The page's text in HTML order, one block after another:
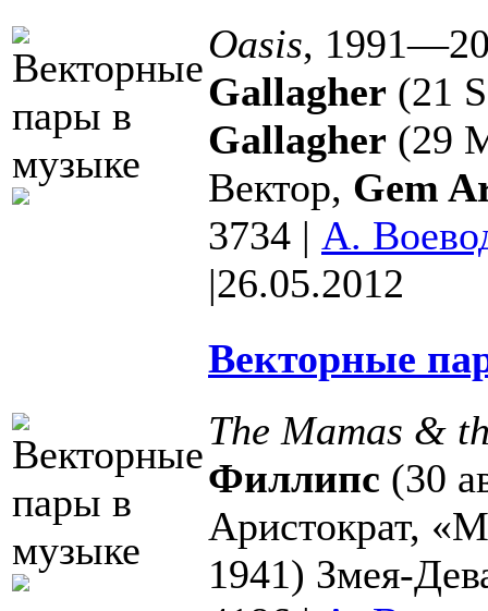
Oasis,
Gallagher (21
Gallagher (29
Вектор, Gem
3734 | А.
|26.05.2012
Векторные
The Mamas &
Филлипс (30
Аристократ,
1941) Змея-